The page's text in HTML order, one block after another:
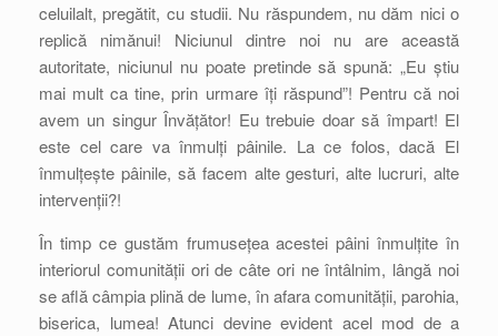
celuilalt, pregătit, cu studii. Nu răspundem, nu dăm nici o
replică nimănui! Niciunul dintre noi nu are această
autoritate, niciunul nu poate pretinde să spună: „Eu știu
mai mult ca tine, prin urmare îți răspund”! Pentru că noi
avem un singur Învățător! Eu trebuie doar să împart! El
este cel care va înmulți pâinile. La ce folos, dacă El
înmulțește pâinile, să facem alte gesturi, alte lucruri, alte
intervenții?!
În timp ce gustăm frumusețea acestei pâini înmulțite în
interiorul comunității ori de câte ori ne întâlnim, lângă noi
se află câmpia plină de lume, în afara comunității, parohia,
biserica, lumea! Atunci devine evident acel mod de a